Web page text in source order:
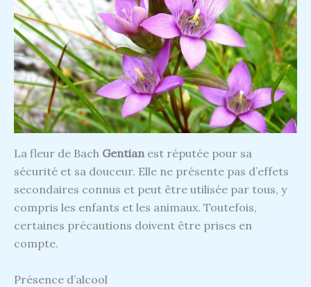
La fleur de Bach Gentian est réputée pour sa
sécurité et sa douceur. Elle ne présente pas d’effets
secondaires connus et peut être utilisée par tous, y
compris les enfants et les animaux. Toutefois,
certaines précautions doivent être prises en
compte.
Présence d’alcool